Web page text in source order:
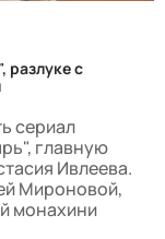
с
сериал
главную
Ивлеева.
Мироновой,
монахини